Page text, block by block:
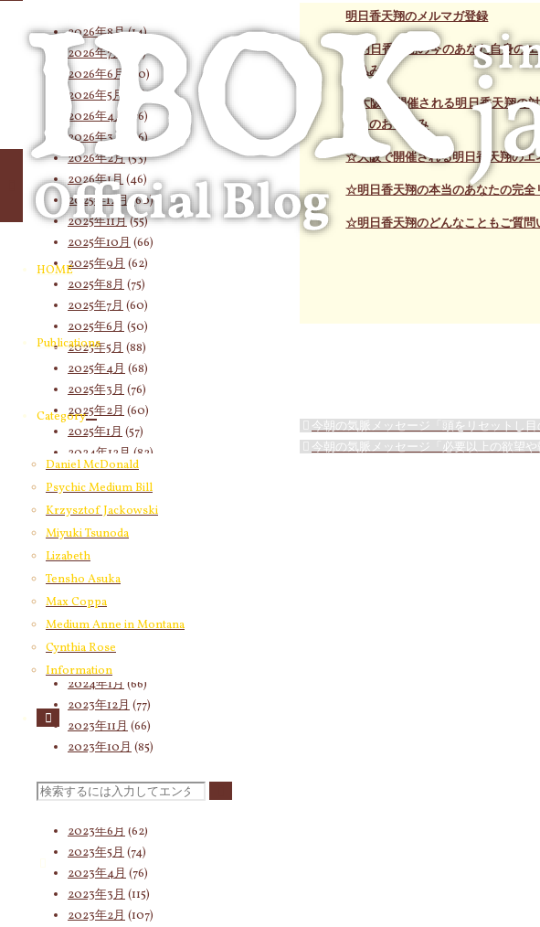
HOME
Publications
Category
Daniel McDonald
Psychic Medium Bill
Krzysztof Jackowski
Miyuki Tsunoda
Lizabeth
Tensho Asuka
Max Coppa
Medium Anne in Montana
Cynthia Rose
Information
検
明日香天翔のメルマガ登録
☆明日香天翔の今のあなた自身の
申込み
☆大阪で開催される明日香天翔の
分）のお申込み
☆大阪で開催される明日香天翔のエ
☆明日香天翔の本当のあなたの完全
☆明日香天翔のどんなこともご質問
2026年8月(14)
2026年7月
(58)
2026年6月
(60)
2026年5月
(67)
2026年4月
(76)
2026年3月
(66)
2026年2月(53)
2026年1月 (46)
2025年12月(60)
2025年11月(55)
2025年10月 (66)
2025年9月 (62)
2025年8月 (75)
2025年7月 (60)
2025年6月 (50)
2025年5月 (88)
2025年4月 (68)
2025年3月 (76)
2025年2月 (60)
2025年1月 (57)
2024年12月 (82)
2024年11月(53)
2024年10月(65)
2024年9月(58)
2024年8月(65)
2024年7月
2024年6月
2024年5月
2024年4月(72)
2024年3月
2024年2月
2024年1月 (66)
2023年12月 (77)
2023年11月 (66)
2023年10月 (85)
2023年8月(91)
2023年6月 (62)
2023年5月 (74)
2023年4月 (76)
2023年3月 (115)
2023年2月 (107)
今朝の気脈メッセージ「頭をリセットし
今朝の気脈メッセージ「必要以上の欲望